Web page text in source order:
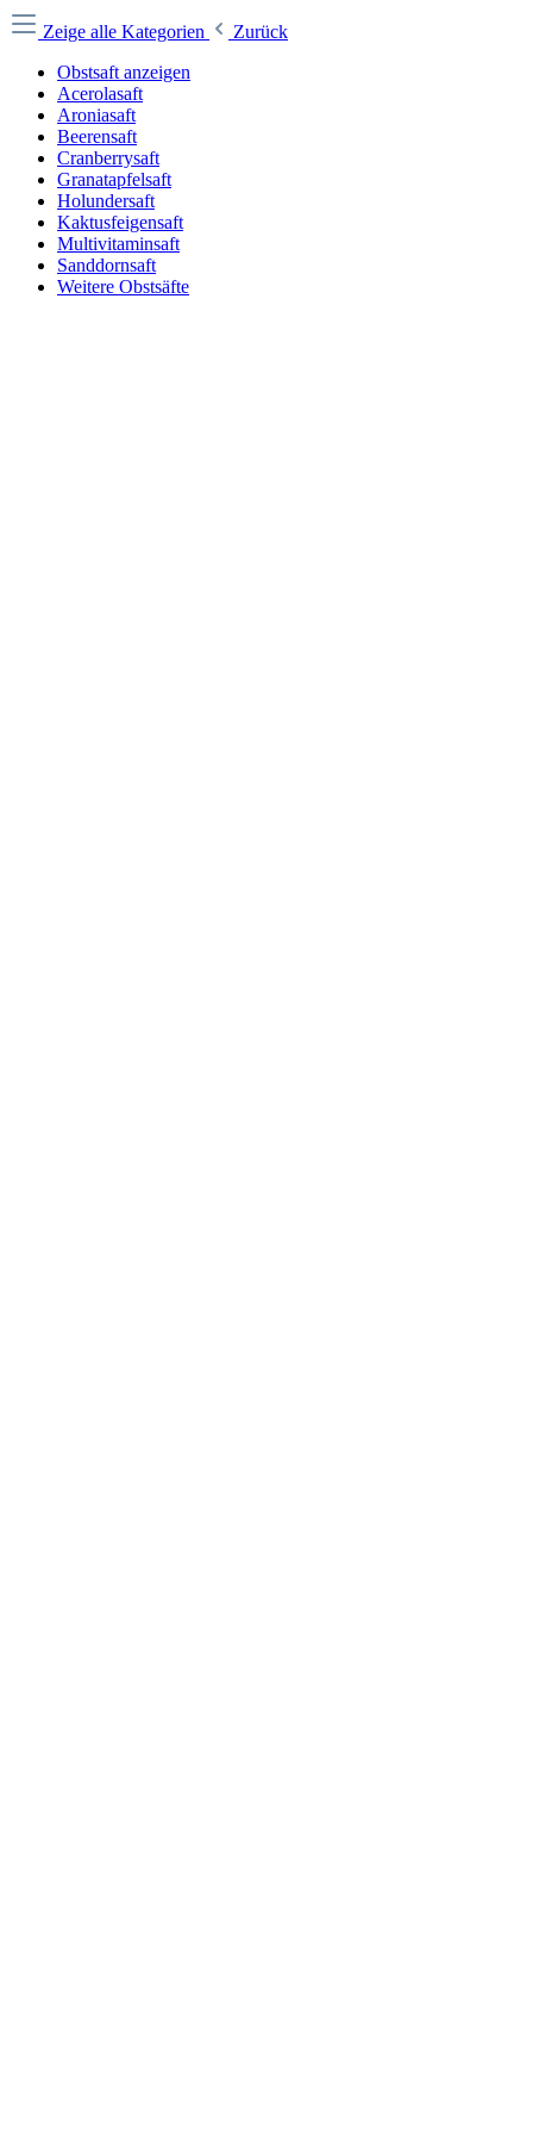
Zeige alle Kategorien
Zurück
Obstsaft anzeigen
Acerolasaft
Aroniasaft
Beerensaft
Cranberrysaft
Granatapfelsaft
Holundersaft
Kaktusfeigensaft
Multivitaminsaft
Sanddornsaft
Weitere Obstsäfte